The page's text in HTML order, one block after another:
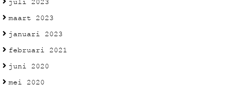
maart 2023
januari 2023
februari 2021
juni 2020
mei 2020